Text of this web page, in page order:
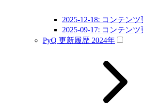
2025-12-18: コンテン
2025-09-17: コンテン
PyQ 更新履歴 2024年